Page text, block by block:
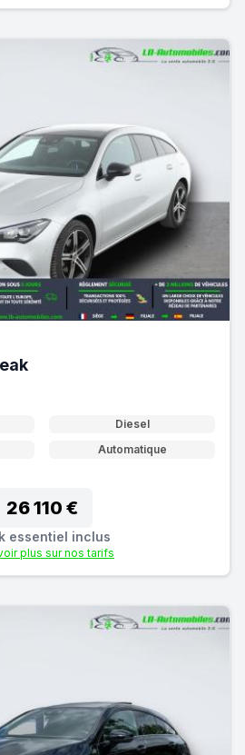
Diesel
Automatique
26 110 €
essentiel inclus
plus sur nos tarifs